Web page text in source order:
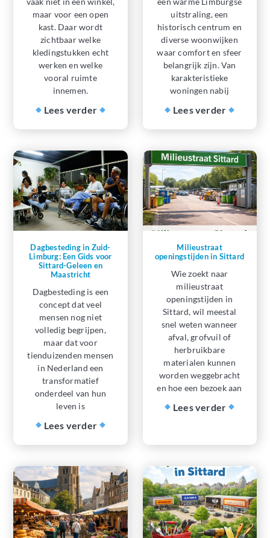
maar voor een open
kast. Daar wordt
zichtbaar welke
kledingstukken echt
werken en welke
vooral ruimte
innemen.
Lees verder
uitstraling, een
historisch centrum en
diverse woonwijken
waar comfort en sfeer
belangrijk zijn. Van
karakteristieke
woningen nabij
Lees verder
Dagbesteding in Zuid-
Limburg: Een Gids voor
Sittard-Geleen en
Maastricht
Dagbesteding is een
concept dat veel
mensen nog niet
volledig begrijpen,
maar dat voor
tienduizenden mensen
in Nederland een
transformatief
onderdeel van hun
leven is
Lees verder
Milieustraat
openingstijden in Sittard
Wie zoekt naar
milieustraat
openingstijden in
Sittard, wil meestal
snel weten wanneer
afval, grofvuil of
herbruikbare
materialen kunnen
worden weggebracht
en hoe een bezoek aan
Lees verder